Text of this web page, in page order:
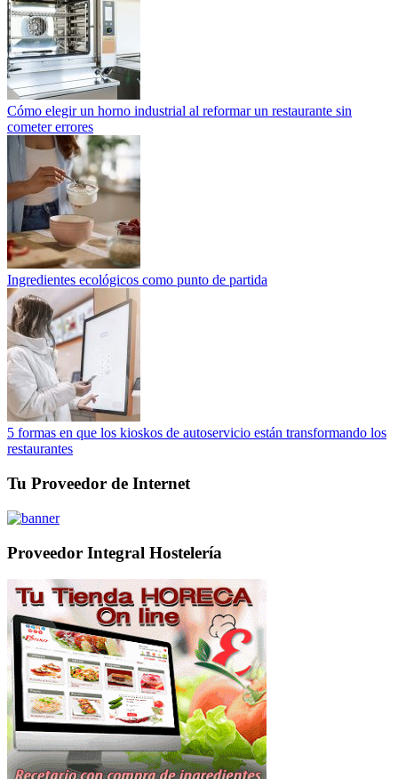
Cómo elegir un horno industrial al reformar un restaurante sin
cometer errores
Ingredientes ecológicos como punto de partida
5 formas en que los kioskos de autoservicio están transformando los
restaurantes
Tu Proveedor de Internet
Proveedor Integral Hostelería